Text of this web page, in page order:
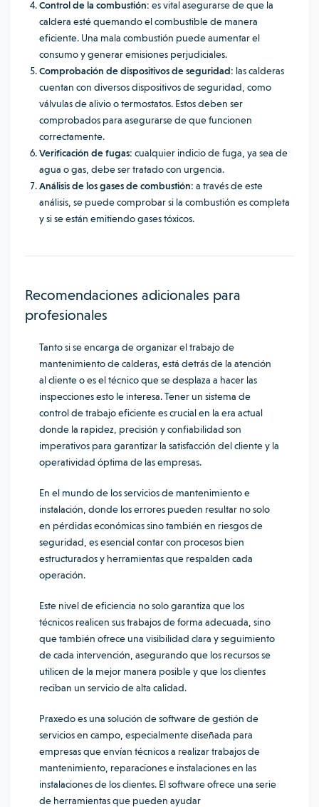
Control de la combustión: es vital asegurarse de que la
caldera esté quemando el combustible de manera
eficiente. Una mala combustión puede aumentar el
consumo y generar emisiones perjudiciales.
Comprobación de dispositivos de seguridad: las calderas
cuentan con diversos dispositivos de seguridad, como
válvulas de alivio o termostatos. Estos deben ser
comprobados para asegurarse de que funcionen
correctamente.
Verificación de fugas: cualquier indicio de fuga, ya sea de
agua o gas, debe ser tratado con urgencia.
Análisis de los gases de combustión: a través de este
análisis, se puede comprobar si la combustión es completa
y si se están emitiendo gases tóxicos.
Recomendaciones adicionales para
profesionales
Tanto si se encarga de organizar el trabajo de
mantenimiento de calderas, está detrás de la atención
al cliente o es el técnico que se desplaza a hacer las
inspecciones esto le interesa. Tener un sistema de
control de trabajo eficiente es crucial en la era actual
donde la rapidez, precisión y confiabilidad son
imperativos para garantizar la satisfacción del cliente y la
operatividad óptima de las empresas.
En el mundo de los servicios de mantenimiento e
instalación, donde los errores pueden resultar no solo
en pérdidas económicas sino también en riesgos de
seguridad, es esencial contar con procesos bien
estructurados y herramientas que respalden cada
operación.
Este nivel de eficiencia no solo garantiza que los
técnicos realicen sus trabajos de forma adecuada, sino
que también ofrece una visibilidad clara y seguimiento
de cada intervención, asegurando que los recursos se
utilicen de la mejor manera posible y que los clientes
reciban un servicio de alta calidad.
Praxedo es una solución de software de gestión de
servicios en campo, especialmente diseñada para
empresas que envían técnicos a realizar trabajos de
mantenimiento, reparaciones e instalaciones en las
instalaciones de los clientes. El software ofrece una serie
de herramientas que pueden ayudar